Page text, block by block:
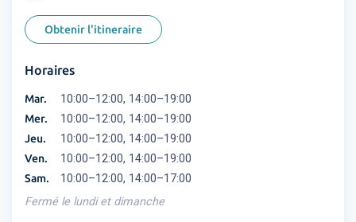
Obtenir l'itineraire
Horaires
Mar. 10:00–12:00, 14:00–19:00
Mer. 10:00–12:00, 14:00–19:00
Jeu. 10:00–12:00, 14:00–19:00
Ven. 10:00–12:00, 14:00–19:00
Sam.
10:00–12:00, 14:00–17:00
Fermé le lundi et dimanche